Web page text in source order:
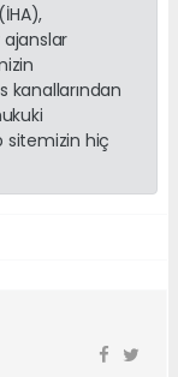
ajanslar
sitemizin hiç